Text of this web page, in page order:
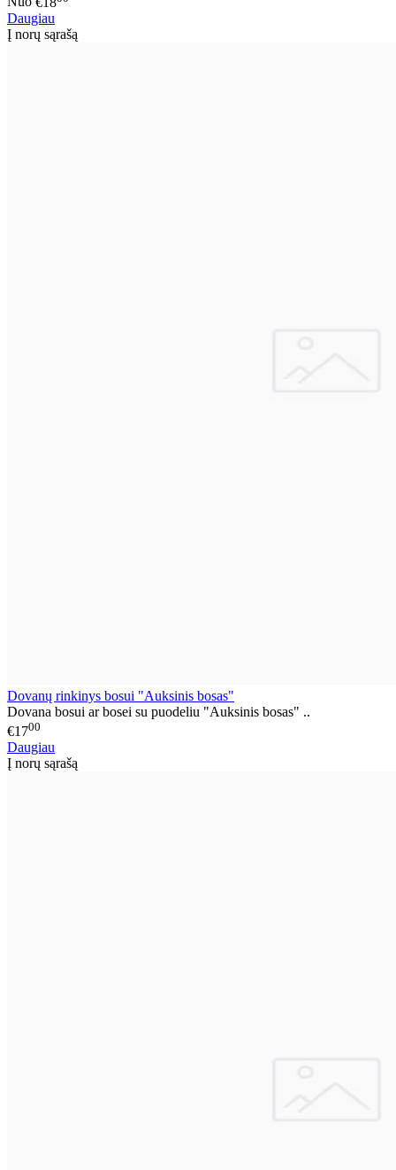
Daugiau
Į norų sąrašą
Dovanų rinkinys bosui "Auksinis bosas"
Dovana bosui ar bosei su puodeliu "Auksinis bosas" ..
€1700
Daugiau
Į norų sąrašą